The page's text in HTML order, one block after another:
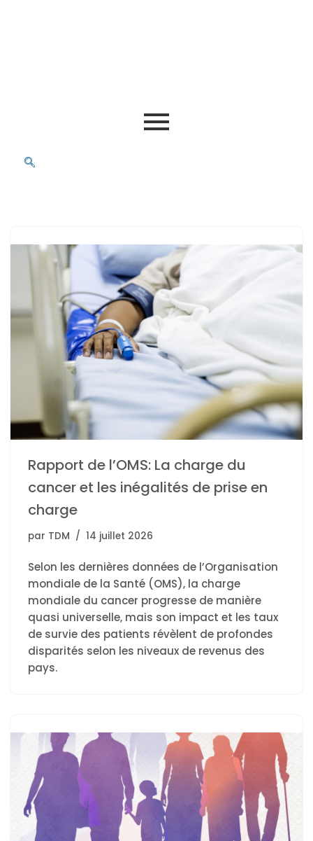
Rapport de l’OMS: La charge du
cancer et les inégalités de prise en
charge
par TDM 14 juillet 2026
Selon les dernières données de l’Organisation
mondiale de la Santé (OMS), la charge
mondiale du cancer progresse de manière
quasi universelle, mais son impact et les taux
de survie des patients révèlent de profondes
disparités selon les niveaux de revenus des
pays.